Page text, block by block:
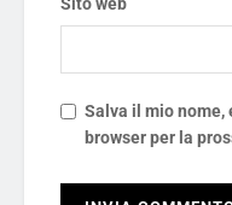
Salva il mio nome,
browser per la